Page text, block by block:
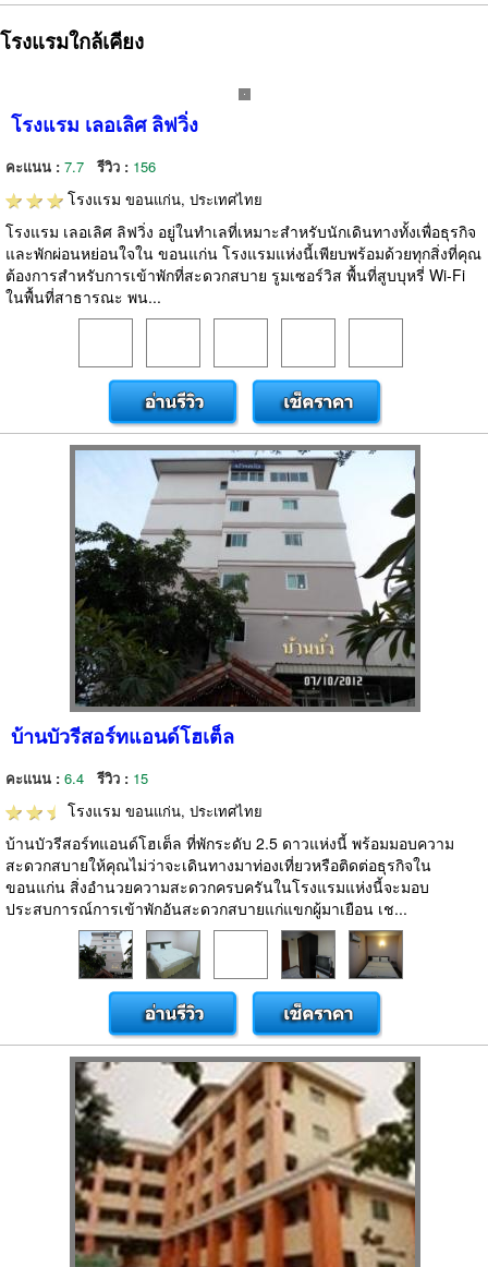
โรงแรมใกล้เคียง
โรงแรม เลอเลิศ ลิฟวิ่ง
คะแนน : 7.7 รีวิว : 156
โรงแรม ขอนแก่น, ประเทศไทย
โรงแรม เลอเลิศ ลิฟวิ่ง อยู่ในทำเลที่เหมาะสำหรับนักเดินทางทั้งเพื่อธุรกิจ
และพักผ่อนหย่อนใจใน ขอนแก่น โรงแรมแห่งนี้เพียบพร้อมด้วยทุกสิ่งที่คุณ
ต้องการสำหรับการเข้าพักที่สะดวกสบาย รูมเซอร์วิส พื้นที่สูบบุหรี่ Wi-Fi
ในพื้นที่สาธารณะ พน...
บ้านบัวรีสอร์ทแอนด์โฮเต็ล
คะแนน : 6.4 รีวิว : 15
โรงแรม ขอนแก่น, ประเทศไทย
บ้านบัวรีสอร์ทแอนด์โฮเต็ล ที่พักระดับ 2.5 ดาวแห่งนี้ พร้อมมอบความ
สะดวกสบายให้คุณไม่ว่าจะเดินทางมาท่องเที่ยวหรือติดต่อธุรกิจใน
ขอนแก่น สิ่งอำนวยความสะดวกครบครันในโรงแรมแห่งนี้จะมอบ
ประสบการณ์การเข้าพักอันสะดวกสบายแก่แขกผู้มาเยือน เช...